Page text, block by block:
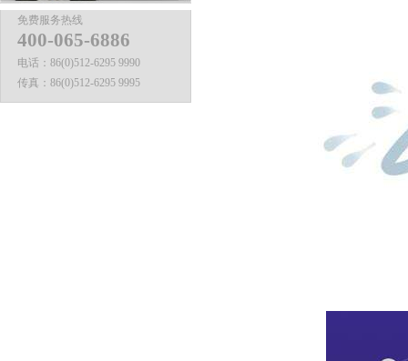
免费服务热线
400-065-6886
电话： 86(0)512-6295 9990
传真： 86(0)512-6295 9995